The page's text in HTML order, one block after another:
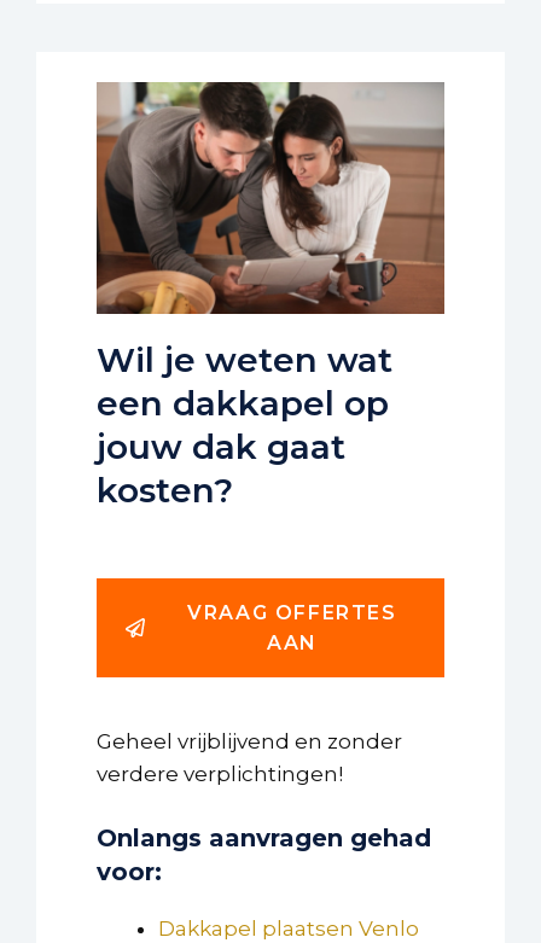
Wil je weten wat
een dakkapel op
jouw dak gaat
kosten?
VRAAG OFFERTES
AAN
Geheel vrijblijvend en zonder
verdere verplichtingen!
Onlangs aanvragen gehad
voor:
Dakkapel plaatsen Venlo